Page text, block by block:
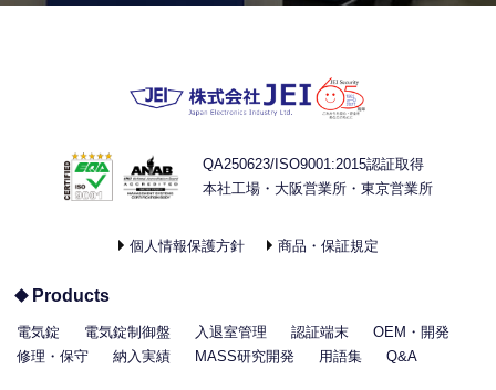
QA250623/ISO9001:2015認証取得
本社工場・大阪営業所・東京営業所
個人情報保護方針 商品・保証規定
Products
電気錠 電気錠制御盤 入退室管理 認証端末
OEM・開発
修理・保守
納入実績 MASS研究開発 用語集 Q&A